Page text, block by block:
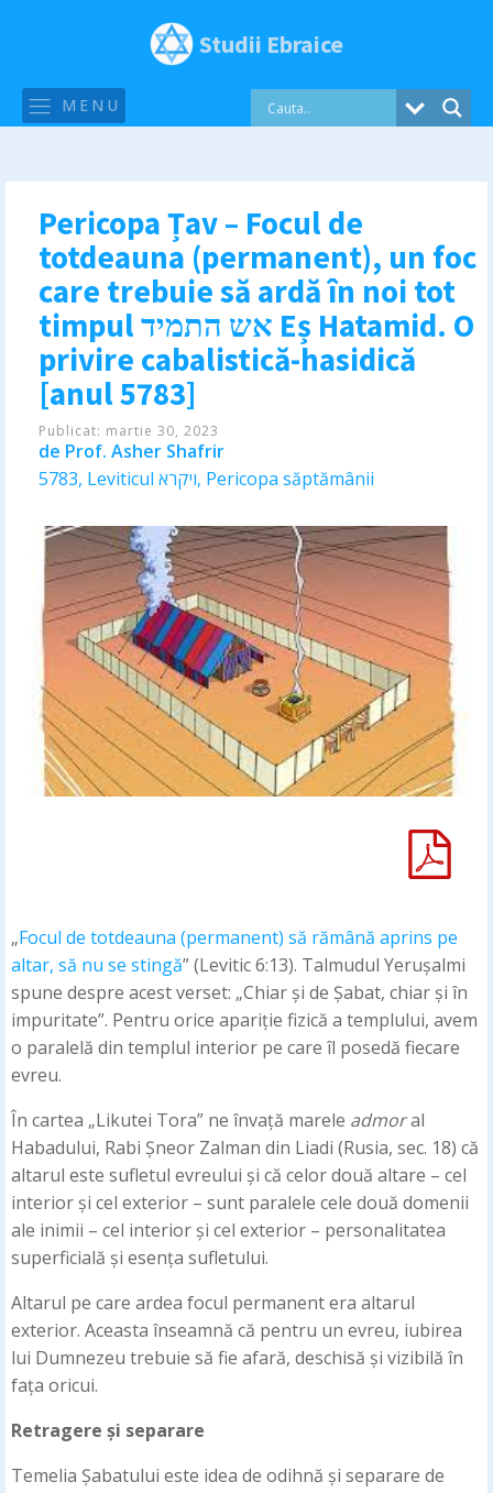
Studii Ebraice
MENU
Pericopa Țav – Focul de
totdeauna (permanent), un foc
care trebuie să ardă în noi tot
timpul אש התמיד Eș Hatamid. O
privire cabalistică-hasidică
[anul 5783]
Publicat: martie 30, 2023
de Prof. Asher Shafrir
5783, Leviticul ויקרא, Pericopa săptămânii
„Focul de totdeauna (permanent) să rămână aprins pe
altar, să nu se stingă” (Levitic 6:13). Talmudul Yerușalmi
spune despre acest verset: „Chiar și de Șabat, chiar și în
impuritate”. Pentru orice apariție fizică a templului, avem
o paralelă din templul interior pe care îl posedă fiecare
evreu.
În cartea „Likutei Tora” ne învață marele admoral
Habadului, Rabi Șneor Zalman din Liadi (Rusia, sec. 18) că
altarul este sufletul evreului și că celor două altare – cel
interior și cel exterior – sunt paralele cele două domenii
ale inimii – cel interior și cel exterior – personalitatea
superficială și esența sufletului.
Altarul pe care ardea focul permanent era altarul
exterior. Aceasta înseamnă că pentru un evreu, iubirea
lui Dumnezeu trebuie să fie afară, deschisă și vizibilă în
fața oricui.
Retragere și separare
Temelia Șabatului este idea de odihnă și separare de